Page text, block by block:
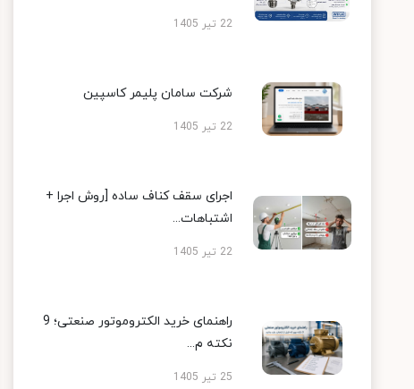
22 تیر 1405
شرکت سامان پلیمر کاسپین
22 تیر 1405
اجرای سقف کناف ساده [روش اجرا +
اشتباهات...
22 تیر 1405
راهنمای خرید الکتروموتور صنعتی؛ 9
نکته م...
25 تیر 1405